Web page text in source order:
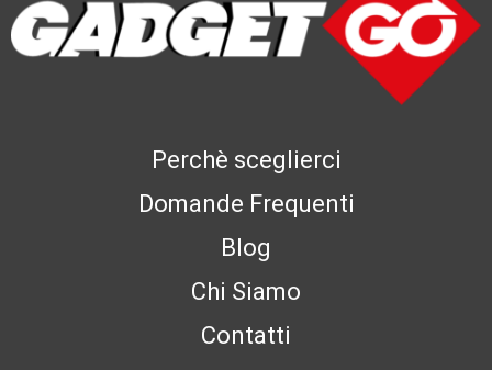
Perchè sceglierci
Domande Frequenti
Blog
Chi Siamo
Contatti